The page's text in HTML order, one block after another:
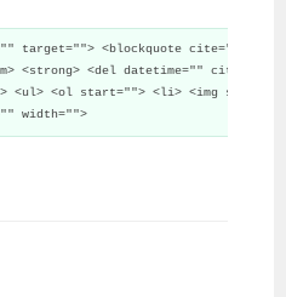
<blockquote cite="">
<strong> <del datetime="" cite="">
<ul> <ol start=""> <li> <img src=""
width="">